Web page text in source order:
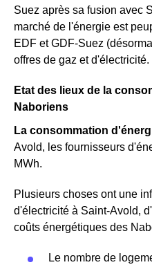
Suez après sa fusion avec
marché de l'énergie est
EDF et GDF-Suez
offres de gaz et d'électricité.
Etat des lieux de la
Naboriens
La consommation
Avold, les fournisseurs
MWh.
Plusieurs choses ont une
d'électricité à Saint-Avold,
coûts énergétiques des
Le nombre de